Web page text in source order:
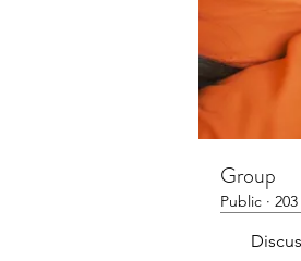
Group
Public ·